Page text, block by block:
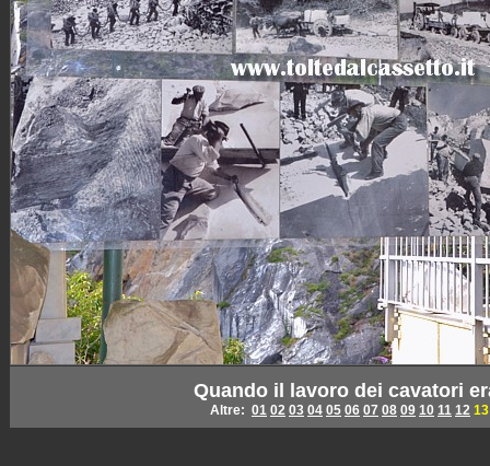
Quando il lavoro dei cavatori
Altre: 01 02 03 04 05 06 07 08 09 10 11 12 13